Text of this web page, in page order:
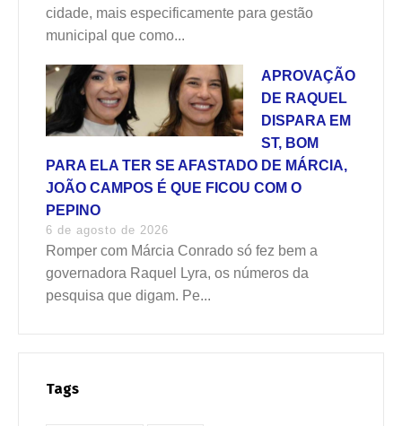
cidade, mais especificamente para gestão
municipal que como...
APROVAÇÃO
DE RAQUEL
DISPARA EM
ST, BOM
PARA ELA TER SE AFASTADO DE MÁRCIA,
JOÃO CAMPOS É QUE FICOU COM O
PEPINO
6 de agosto de 2026
Romper com Márcia Conrado só fez bem a
governadora Raquel Lyra, os números da
pesquisa que digam. Pe...
Tags